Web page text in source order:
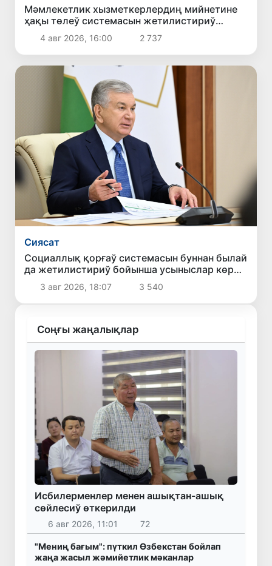
Мәмлекетлик хызметкерлердиң мийнетине
ҳақы төлеў системасын жетилистириў
бойынша усыныслар көрип шығылды
4 авг 2026, 16:00 2 737
Сиясат
Социаллық қорғаў системасын буннан былай
да жетилистириў бойынша усыныслар көрип
шығылды
3 авг 2026, 18:07 3 540
Соңғы жаңалықлар
Исбилерменлер менен ашықтан-ашық
сөйлесиў өткерилди
6 авг 2026, 11:01 72
"Мениң бағым": пүткил Өзбекстан бойлап
жаңа жасыл жәмийетлик мәканлар